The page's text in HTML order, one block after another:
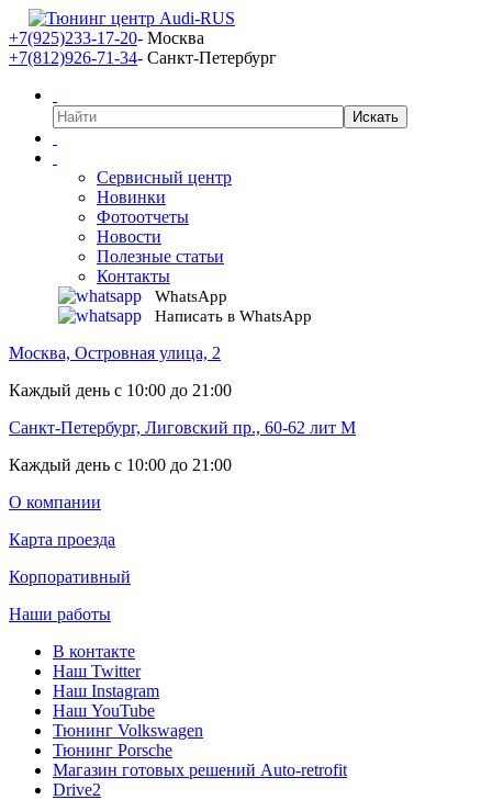
+7(925)233-17-20- Москва
+7(812)926-71-34- Санкт-Петербург
Сервисный центр
Новинки
Фотоотчеты
Новости
Полезные статьи
Контакты
WhatsApp
Написать в WhatsApp
Москва, Островная улица, 2
Каждый день с 10:00 до 21:00
Санкт-Петербург, Лиговский пр., 60-62 лит М
Каждый день с 10:00 до 21:00
О компании
Карта проезда
Корпоративный
Наши работы
В контакте
Наш Twitter
Наш Instagram
Наш YouTube
Тюнинг Volkswagen
Тюнинг Porsche
Магазин готовых решений Auto-retrofit
Drive2